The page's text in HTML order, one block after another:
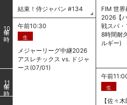
10
結束！侍ジャパン #134
FIM 世
2026【
戦スパ・
8時間耐
ルギー)
午前10:30
生
メジャーリーグ中継2026
アスレチックス vs. ドジャ
ース(07/01)
11
午前
生
【佐々